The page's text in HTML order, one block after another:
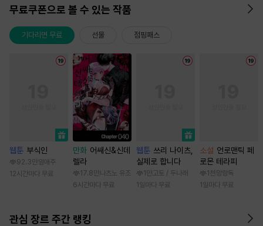
무료쿠폰으로 볼 수 있는 작품
기다리면 무료 선물 점핑패스
웹툰 부식인
92.3만 임애주
12시간마다 무료
만화 어쌔신&신데
렐라
17.8만 나츠노 유조
6시간마다 무료
웹툰 쓰리 나이츠,
실제로 합니다
1만 고토 / 두나래
1일마다 무료
소설 언로맨틱 페
로몬 테라피
1천 망랑독
1일마다 무료
관심 장르 주간 랭킹